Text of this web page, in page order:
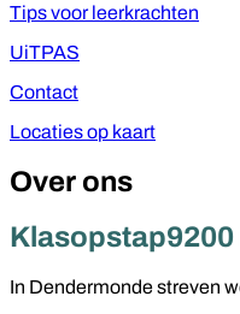
Tips voor leerkrachten
UiTPAS
Contact
Locaties op kaart
Over ons
In Dendermonde streven